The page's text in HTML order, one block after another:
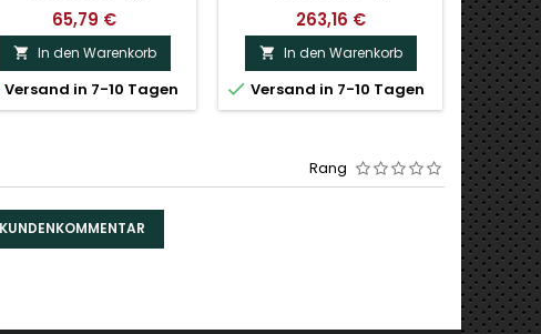
65,79 €
 In den Warenkorb
Versand in 7-10 Tagen
263,16 €
 In den Warenkorb
 Versand in 7-10 Tagen

Nur
Rang